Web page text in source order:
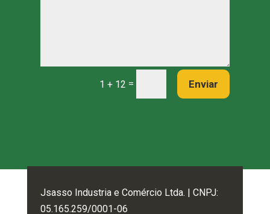
1 + 12 = Enviar
Jsasso Industria e Comércio Ltda. | CNPJ:
05.165.259/0001-06